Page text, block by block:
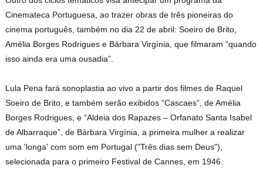
Cinemateca Portuguesa, ao trazer obras de três pioneiras do
cinema português, também no dia 22 de abril: Soeiro de Brito,
Amélia Borges Rodrigues e Bárbara Virgínia, que filmaram “quando
isso ainda era uma ousadia”.
Lula Pena fará sonoplastia ao vivo a partir dos filmes de Raquel
Soeiro de Brito, e também serão exibidos “Cascaes”, de Amélia
Borges Rodrigues, e “Aldeia dos Rapazes – Orfanato Santa Isabel
de Albarraque”, de Bárbara Virgínia, a primeira mulher a realizar
uma 'longa' com som em Portugal ("Três dias sem Deus"),
selecionada para o primeiro Festival de Cannes, em 1946.